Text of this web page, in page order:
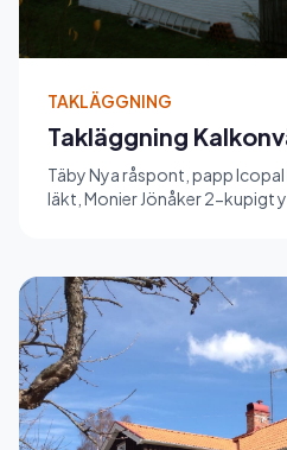
TAKLÄGGNING
Takläggning
Täby Nya råspont, papp
läkt, Monier Jönåker 2-kupigt